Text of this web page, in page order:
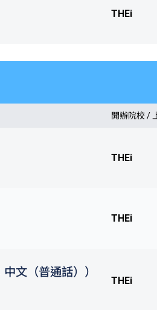
THEi
開辦院校 /
THEi
THEi
文（普通話））
THEi